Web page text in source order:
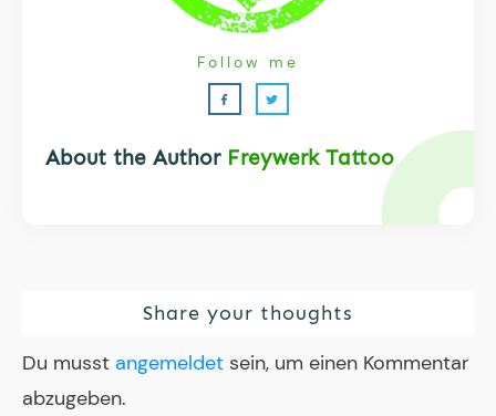
About the Author Freywerk Tattoo
Follow me
Share your thoughts
Du musst angemeldet sein, um einen Kommentar
abzugeben.